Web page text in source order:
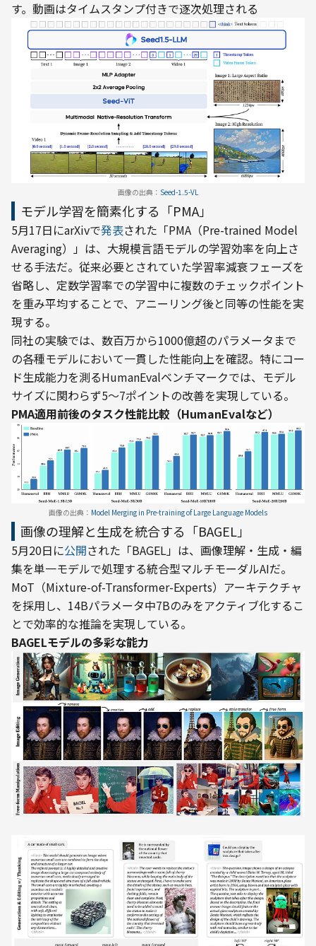
画像の出典： Seed-1.5-VL
モデル学習を簡素化する「PMA」
5月17日にarXivで発表された「PMA（Pre-trained Model
Averaging）」は、大規模言語モデルの学習効率を向上さ
せる手法だ。従来必要とされていた学習率減衰フェーズを
省略し、定数学習率での学習中に複数のチェックポイント
を重み平均することで、アニーリング後と同等の性能を実
現する。
同社の実験では、数百万から1000億超のパラメータまで
の各種モデルにおいて一貫した性能向上を確認。特にコー
ド生成能力を測るHumanEvalベンチマークでは、モデル
サイズに関わらず5〜7ポイントの改善を実現している。
PMA適用前後のタスク性能比較（HumanEvalなど）
画像の出典： Model Merging in Pre-training of Large Language Models
画像の理解と生成を統合する「BAGEL」
5月20日に公開された「BAGEL」は、画像理解・生成・編
集を単一モデルで処理する統合型マルチモーダルAIだ。
MoT（Mixture-of-Transformer-Experts）アーキテクチャ
を採用し、14Bパラメータ中7Bのみをアクティブ化するこ
とで効率的な推論を実現している。
BAGELモデルの多彩な能力